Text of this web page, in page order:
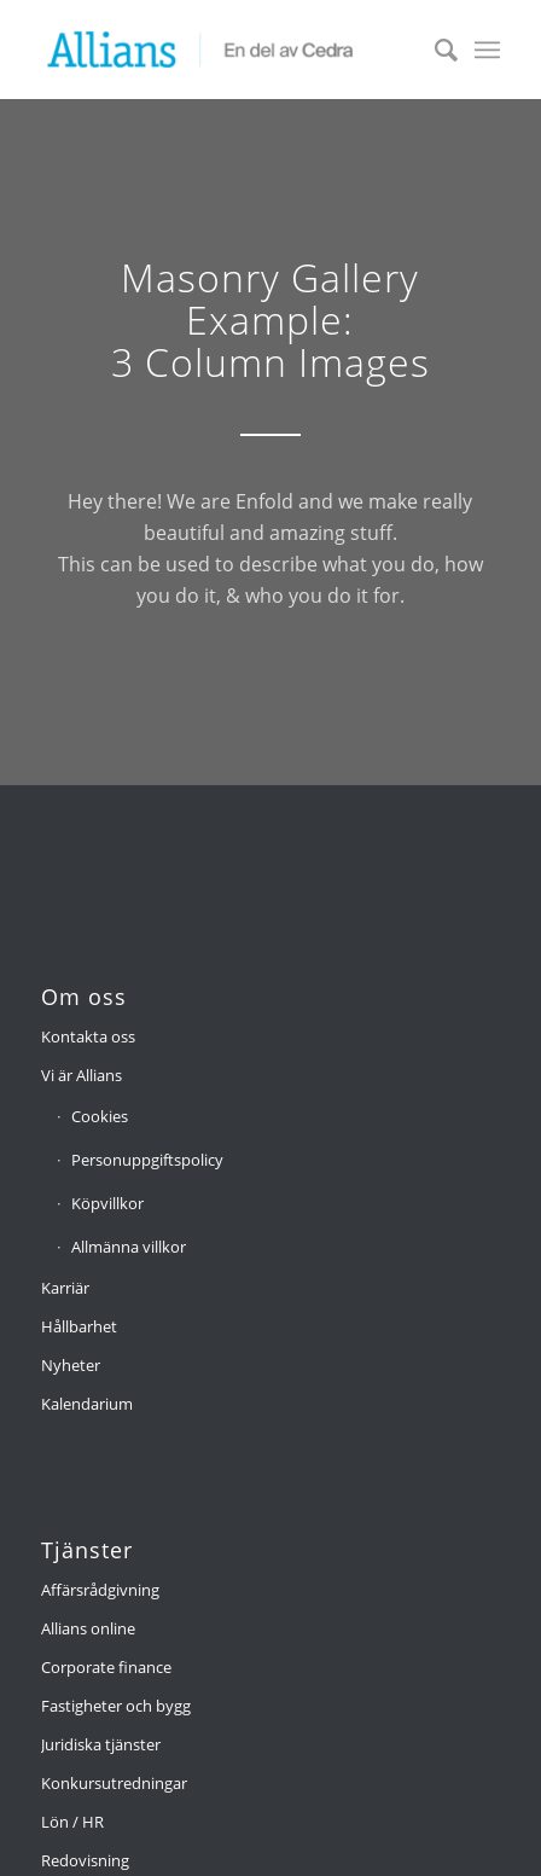
Masonry Gallery
Example:
3 Column Images
Hey there! We are Enfold and we make really
beautiful and amazing stuff.
This can be used to describe what you do, how
you do it, & who you do it for.
Om oss
Kontakta oss
Vi är Allians
Cookies
Personuppgiftspolicy
Köpvillkor
Allmänna villkor
Karriär
Hållbarhet
Nyheter
Kalendarium
Tjänster
Affärsrådgivning
Allians online
Corporate finance
Fastigheter och bygg
Juridiska tjänster
Konkursutredningar
Lön / HR
Redovisning